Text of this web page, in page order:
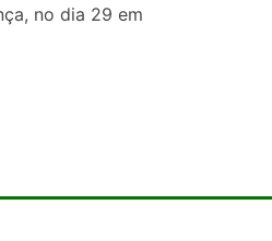
no dia 29 em